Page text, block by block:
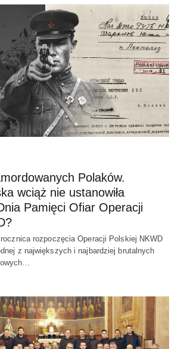
Polaków.
wciąż nie ustanowiła
Pamięci Ofiar Operacji
rozpoczęcia Operacji Polskiej NKWD
z największych i najbardziej brutalnych